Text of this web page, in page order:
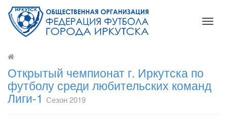
Открытый чемпионат г. Иркутска по
футболу среди любительских команд
Лиги-1 Сезон 2019